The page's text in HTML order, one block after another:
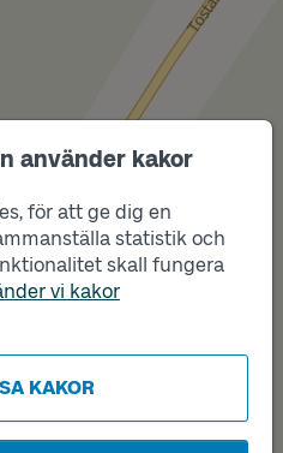
använder kakor
för att ge dig en
statistik och
skall fungera
vi kakor
KAKOR
Läge
A